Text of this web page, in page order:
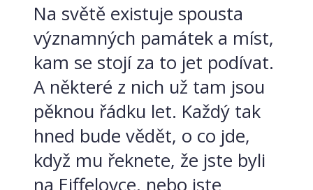
Na světě existuje spousta
významných památek a míst,
kam se stojí za to jet podívat.
A některé z nich už tam jsou
pěknou řádku let. Každý tak
hned bude vědět, o co jde,
když mu řeknete, že jste byli
na Eiffelovce, nebo jste